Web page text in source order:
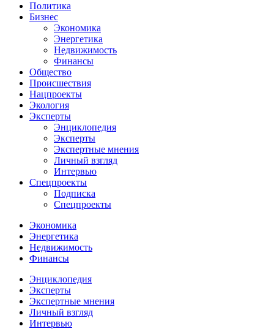
Политика
Бизнес
Экономика
Энергетика
Недвижимость
Финансы
Общество
Происшествия
Нацпроекты
Экология
Эксперты
Энциклопедия
Эксперты
Экспертные мнения
Личный взгляд
Интервью
Спецпроекты
Подписка
Спецпроекты
Экономика
Энергетика
Недвижимость
Финансы
Энциклопедия
Эксперты
Экспертные мнения
Личный взгляд
Интервью